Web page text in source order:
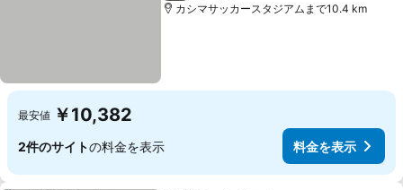
カシマサッカースタジアムまで10.4 km
最安値 ￥10,382
2件のサイトの料金を表示 料金を表示